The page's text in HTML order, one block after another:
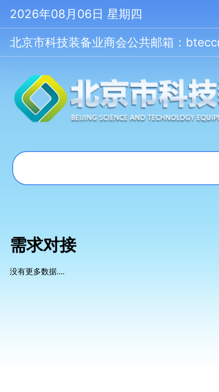
2026年08月06日 星期四
北京市科技装备业商会公共邮箱：
需求对接
没有更多数据....